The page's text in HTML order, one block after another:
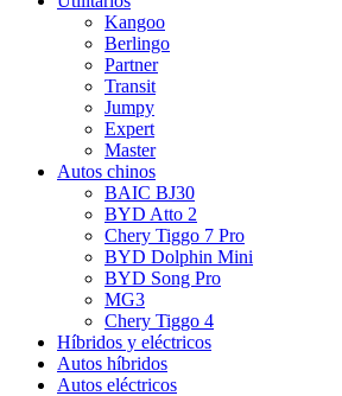
Kangoo
Berlingo
Partner
Transit
Jumpy
Expert
Master
Autos chinos
BAIC BJ30
BYD Atto 2
Chery Tiggo 7 Pro
BYD Dolphin Mini
BYD Song Pro
MG3
Chery Tiggo 4
Híbridos y eléctricos
Autos híbridos
Autos eléctricos